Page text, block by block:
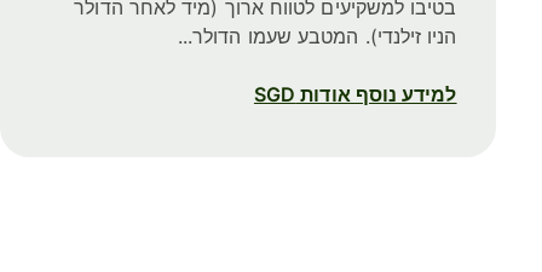
בטיבו למשקיעים לטווח ארוך (מיד לאחר הדולר
הניו זילנדי). המטבע שעמו הדולר...
למידע נוסף אודות SGD